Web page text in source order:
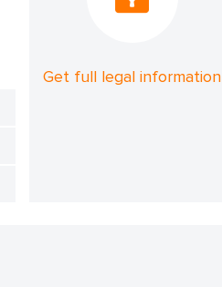
Get full legal information